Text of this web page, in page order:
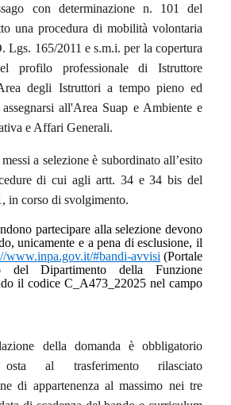
con determinazione n. 101 del
una procedura di mobilità volontaria
Lgs. 165/2011 e s.m.i. per la copertura
professionale di Istruttore
degli Istruttori a tempo pieno ed
all'Area Suap e Ambiente e
e Affari Generali.
a selezione è subordinato all’esito
di cui agli artt. 34 e 34 bis del
in corso di svolgimento.
partecipare alla selezione devono
unicamente e a pena di esclusione, il
www.inpa.gov.it/#bandi-avvisi (Portale
del Dipartimento della Funzione
il codice C_A473_22025 nel campo
della domanda è obbligatorio
al trasferimento rilasciato
di appartenenza al massimo nei tre